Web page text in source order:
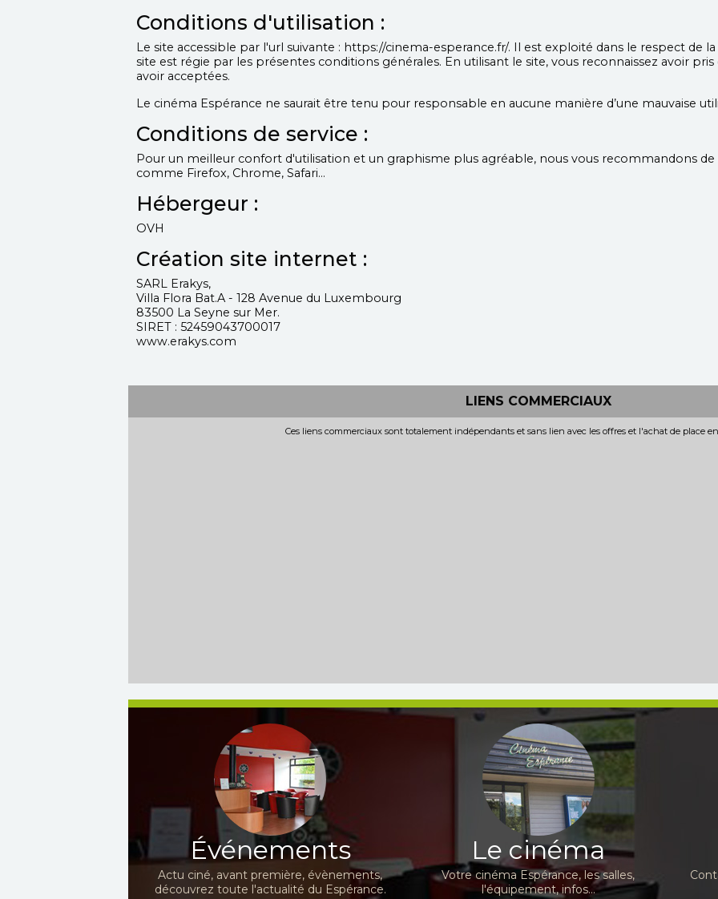
Conditions d'utilisation :
Le site accessible par l'url suivante : https://cinema-esperance.fr/. Il est exploité dans le respect de
site est régie par les présentes conditions générales. En utilisant le site, vous reconnaissez avoir
avoir acceptées.
Le cinéma Espérance ne saurait être tenu pour responsable en aucune manière d’une mauvaise
Conditions de service :
Pour un meilleur confort d'utilisation et un graphisme plus agréable, nous vous recommandons
comme Firefox, Chrome, Safari...
Hébergeur :
OVH
Création site internet :
SARL Erakys,
Villa Flora Bat.A - 128 Avenue du Luxembourg
83500 La Seyne sur Mer.
SIRET : 52459043700017
www.erakys.com
LIENS COMMERCIAUX
Ces liens commerciaux sont totalement indépendants et sans lien avec les offres et l'achat de place
Événements
Actu ciné, avant première, évènements,
découvrez toute l'actualité du Espérance.
Le cinéma
Votre cinéma Espérance, les salles,
l'équipement, infos...